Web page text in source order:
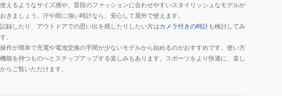
るようなサイズ感や、普段のファッションに合わせやすいスタイリッシュなモデルが
ましょう。汗や雨に強い時計なら、安心して屋外で使えます。
録したり、アウトドアでの思い出を残したりしたい方はカメラ付きの時計も検討してみ
。
が簡単で充電や電池交換の手間が少ないモデルから始めるのがおすすめです。使い方
を持つものへとステップアップする楽しみもあります。スポーツをより快適に、楽し
からご覧いただけます。